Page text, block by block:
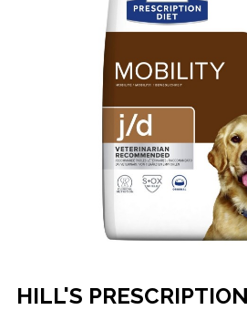
HILL'S